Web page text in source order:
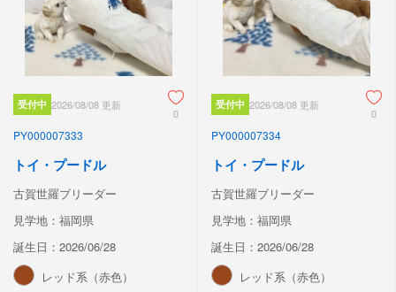
受付中 2026/08/08 更新
0
PY000007333
トイ・プードル
古賀世羅ブリーダー
見学地：福岡県
誕生日：2026/06/28
レッド系（赤色）
受付中 2026/08/08 更新
0
PY000007334
トイ・プードル
古賀世羅ブリーダー
見学地：福岡県
誕生日：2026/06/28
レッド系（赤色）